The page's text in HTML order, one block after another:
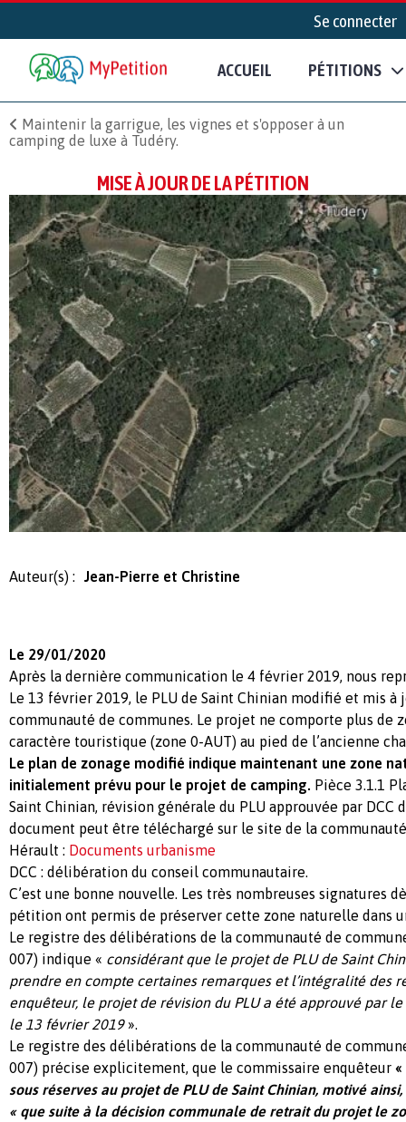
Se connecter
ACCUEIL PÉTITIONS
Maintenir la garrigue, les vignes et s'opposer à un
camping de luxe à Tudéry.
MISE À JOUR DE LA PÉTITION
Auteur(s) : Jean-Pierre et Christine
Le 29/01/2020
Après la dernière communication le 4 février 2019, nous
Le 13 février 2019, le PLU de Saint Chinian modifié et mis à
communauté de communes. Le projet ne comporte plus de
caractère touristique (zone 0-AUT) au pied de l’ancienne
Le plan de zonage modifié indique maintenant une zone
initialement prévu pour le projet de camping. Pièce 3.1.1
Saint Chinian, révision générale du PLU approuvée par DCC
document peut être téléchargé sur le site de la
Hérault : Documents urbanisme
DCC : délibération du conseil communautaire.
C’est une bonne nouvelle. Les très nombreuses signatures
pétition ont permis de préserver cette zone naturelle dans
Le registre des délibérations de la communauté de
007) indique « considérant que le projet de PLU de Saint
prendre en compte certaines remarques et l’intégralité des
enquêteur, le projet de révision du PLU a été approuvé par
le 13 février 2019 ».
Le registre des délibérations de la communauté de
007) précise explicitement, que le commissaire enquêteur «
sous réserves au projet de PLU de Saint Chinian, motivé
« que suite à la décision communale de retrait du projet le